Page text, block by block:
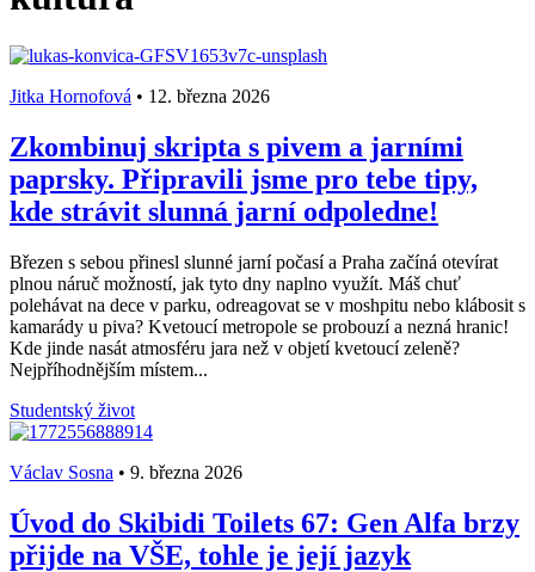
Jitka Hornofová • 12. března 2026
Zkombinuj skripta s pivem a jarními
paprsky. Připravili jsme pro tebe tipy,
kde strávit slunná jarní odpoledne!
Březen s sebou přinesl slunné jarní počasí a Praha začíná otevírat
plnou náruč možností, jak tyto dny naplno využít. Máš chuť
polehávat na dece v parku, odreagovat se v moshpitu nebo klábosit s
kamarády u piva? Kvetoucí metropole se probouzí a nezná hranic!
Kde jinde nasát atmosféru jara než v objetí kvetoucí zeleně?
Nejpříhodnějším místem...
Studentský život
Václav Sosna • 9. března 2026
Úvod do Skibidi Toilets 67: Gen Alfa brzy
přijde na VŠE, tohle je její jazyk